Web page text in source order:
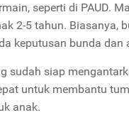
seperti di PAUD.
2-5 tahun. Biasanya,
keputusan bunda
sudah siap
untuk membantu
anak.